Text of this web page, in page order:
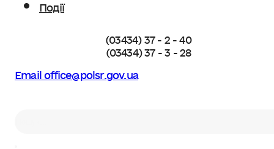
Події
(03434) 37 - 2 - 40
(03434) 37 - 3 - 28
Email office@polsr.gov.ua